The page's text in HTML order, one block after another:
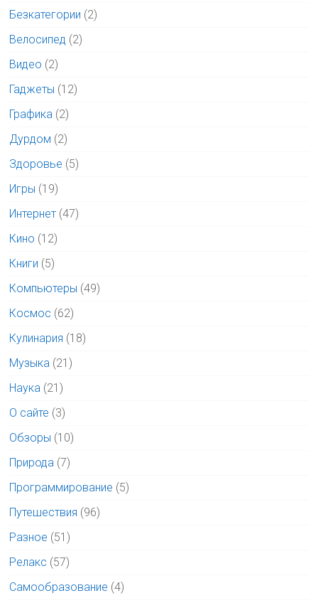
Безкатегории (2)
Велосипед (2)
Видео (2)
Гаджеты (12)
Графика (2)
Дурдом (2)
Здоровье (5)
Игры (19)
Интернет (47)
Кино (12)
Книги (5)
Компьютеры (49)
Космос (62)
Кулинария (18)
Музыка (21)
Наука (21)
О сайте (3)
Обзоры (10)
Природа (7)
Программирование (5)
Путешествия (96)
Разное (51)
Релакс (57)
Самообразование (4)